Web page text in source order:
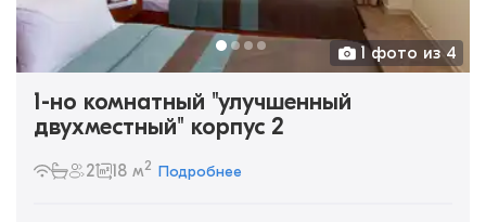
1 фото из 4
1-но комнатный "улучшенный
двухместный" корпус 2
2 18 м2 Подробнее